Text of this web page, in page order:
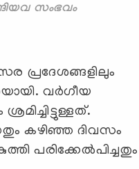
സംഭവം
പ്രദേശങ്ങളിലും
വര്‍ഗീയ
കഴിഞ്ഞ ദിവസം
പരിക്കേല്‍പിച്ചതും